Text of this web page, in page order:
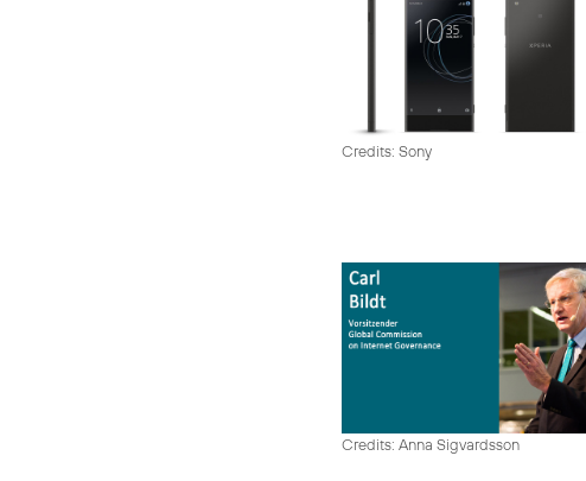
Credits: Sony
Credits: Anna Sigvardsson